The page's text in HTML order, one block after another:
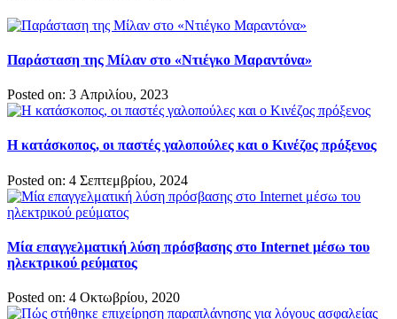
Παράσταση της Μίλαν στο «Ντιέγκο Μαραντόνα»
Posted on: 3 Απριλίου, 2023
Η κατάσκοπος, οι παστές γαλοπούλες και ο Κινέζος πρόξενος
Posted on: 4 Σεπτεμβρίου, 2024
Μία επαγγελματική λύση πρόσβασης στο Internet μέσω του
ηλεκτρικού ρεύματος
Posted on: 4 Οκτωβρίου, 2020